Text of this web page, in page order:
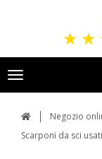
★ ★
Toggle
navigation
Negozio
Scarponi da sci